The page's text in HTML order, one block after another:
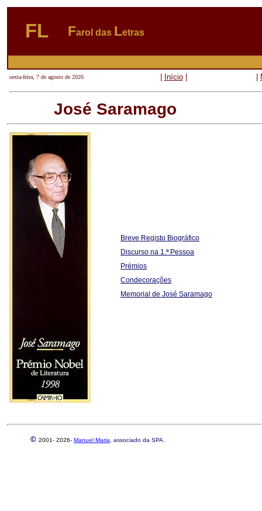
FL Farol das Letras
sexta-feira, 7 de agosto de 2026 Início|
José Saramago
Breve Registo Biográfico
Discurso na 1.ª Pessoa
Prémios
Condecorações
Memorial de José Saramago
© 2001- 2026- Manuel Maria , associado da SPA.